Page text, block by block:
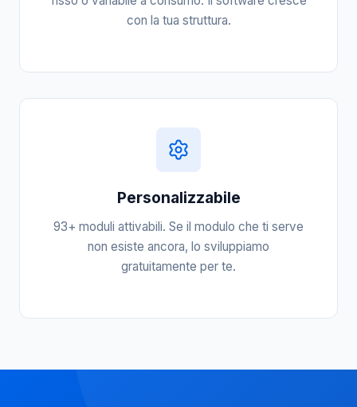
con la tua struttura.
Personalizzabile
93+ moduli attivabili. Se il modulo che ti serve
non esiste ancora, lo sviluppiamo
gratuitamente per te.